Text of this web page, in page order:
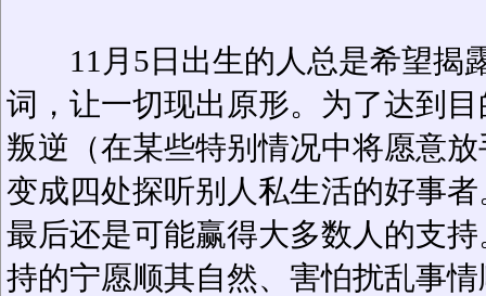
11月5日出生的人总是希望揭
词，让一切现出原形。为了达到
叛逆（在某些特别情况中将愿意
变成四处探听别人私生活的好事
最后还是可能赢得大多数人的支
持的宁愿顺其自然、害怕扰乱事